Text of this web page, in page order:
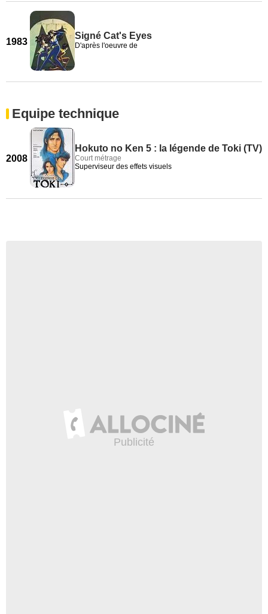
1983
Signé Cat's Eyes
D'après l'oeuvre de
Equipe technique
2008
Hokuto no Ken 5 : la légende de Toki (TV)
Court métrage
Superviseur des effets visuels